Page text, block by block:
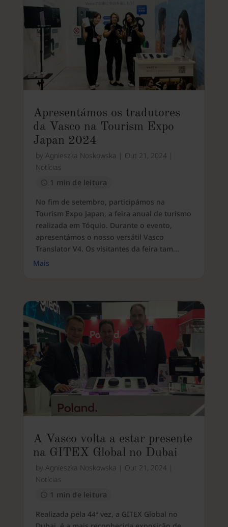
Apresentámos os tradutores
da Vasco na Tourism Expo
Japan 2024
by Agnieszka Noskowska Out 21, 2024
Notícias
1 min de leitura
No fim de setembro, participámos na
Tourism Expo Japan, a feira anual de turismo
realizada em Tóquio. Durante o evento,
apresentámos o nosso versátil Vasco
Translator V4. Os visitantes da feira tam...
Mais
A Vasco volta a estar presente
na GITEX Global no Dubai
by Agnieszka Noskowska Out 21, 2024
Notícias
1 min de leitura
Realizada pela 44ª vez, a GITEX Global no